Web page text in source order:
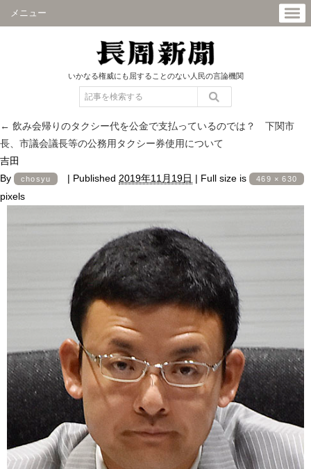
メニュー
いかなる権威にも屈することのない人民の言論機関
← 飲み会帰りのタクシー代を公金で支払っているのでは？ 下関市
長、市議会議長等の公務用タクシー券使用について
吉田
By
chosyu | Published 2019年11月19日 | Full size is 469 × 630
pixels